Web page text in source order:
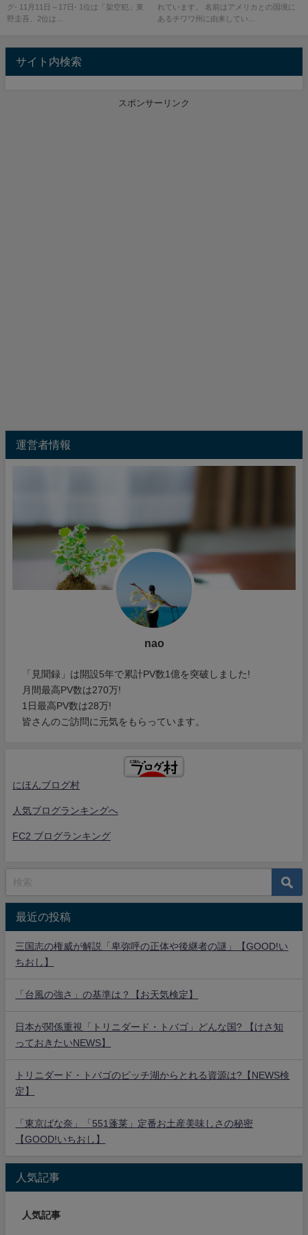
グ- 11月11日～17日- 1位は「架空犯」東
野圭吾、2位は...
れています。 名前はアメリカとの国境に
あるチワワ州に由来してい...
サイト内検索
スポンサーリンク
運営者情報
nao
「見聞録」は開設5年で累計PV数1億を突破しました!
月間最高PV数は270万!
1日最高PV数は28万!
皆さんのご訪問に元気をもらっています。
にほんブログ村
人気ブログランキングへ
FC2 ブログランキング
最近の投稿
三国志の権威が解説「卑弥呼の正体や後継者の謎」【GOOD!い
ちおし】
「台風の強さ」の基準は？【お天気検定】
日本が関係重視「トリニダード・トバゴ」どんな国? 【けさ知
っておきたいNEWS】
トリニダード・トバゴのピッチ湖からとれる資源は?【NEWS検
定】
「東京ばな奈」「551蓬莱」定番お土産美味しさの秘密
【GOOD!いちおし】
人気記事
人気記事